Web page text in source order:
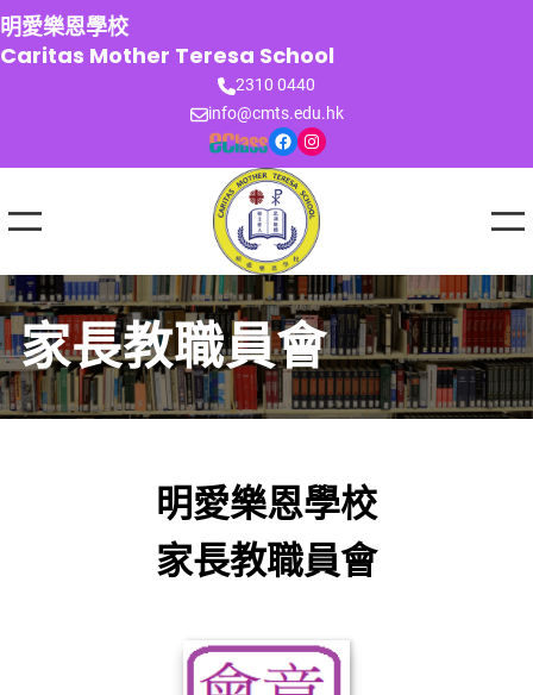
跳
至
主
明愛樂恩學校
Caritas Mother Teresa School
2310 0440
info@cmts.edu.hk
Facebook Instagram
家長教職員會
明愛樂恩學校
家長教職員會